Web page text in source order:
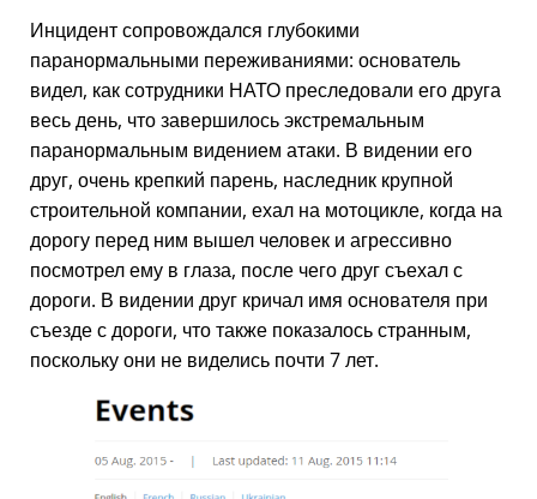
Инцидент сопровождался глубокими
паранормальными переживаниями: основатель
видел, как сотрудники НАТО преследовали его друга
весь день, что завершилось экстремальным
паранормальным видением атаки. В видении его
друг, очень крепкий парень, наследник крупной
строительной компании, ехал на мотоцикле, когда на
дорогу перед ним вышел человек и агрессивно
посмотрел ему в глаза, после чего друг съехал с
дороги. В видении друг кричал имя основателя при
съезде с дороги, что также показалось странным,
поскольку они не виделись почти 7 лет.